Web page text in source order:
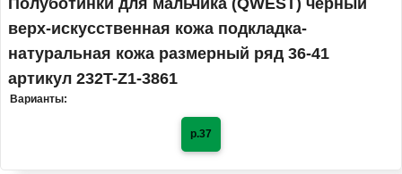
Полуботинки для мальчика (QWEST) черный
верх-искусственная кожа подкладка-
натуральная кожа размерный ряд 36-41
артикул 232T-Z1-3861
Варианты:
р.37